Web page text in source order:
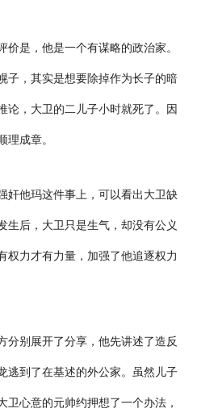
是，他是一个有谋略的政治家。
子，其实是想要除掉作为长子的暗
论，大卫的二儿子小时就死了。因
理成章。
奸他玛这件事上，可以看出大卫缺
生后，大卫只是生气，却没有公义
权力才有力量，加强了他追逐权力
分别展开了分享，他先讲述了造反
逃到了在基述的外公家。虽然儿子
卫心意的元帅约押想了一个办法，